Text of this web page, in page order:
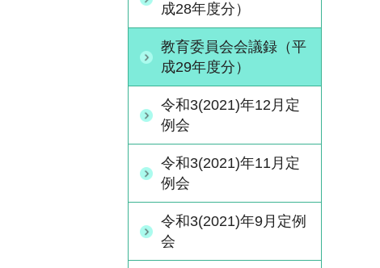
成28年度分）
教育委員会会議録（平
成29年度分）
令和3(2021)年12月定
例会
令和3(2021)年11月定
例会
令和3(2021)年9月定例
会